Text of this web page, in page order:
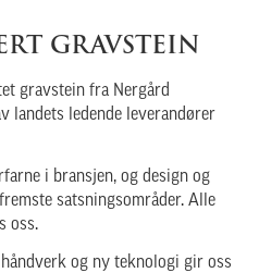
GRAVSTEIN
gravstein fra Nergård
landets ledende leverandører
i bransjen, og design og
satsningsområder. Alle
oss.
og ny teknologi gir oss